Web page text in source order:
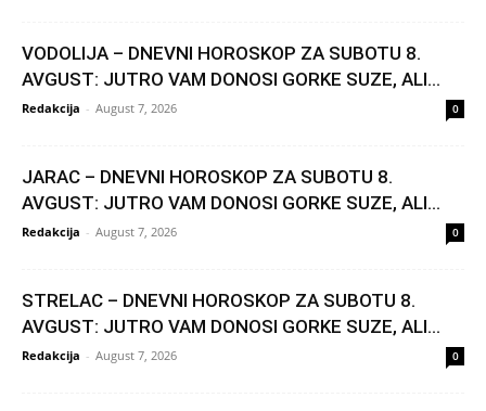
VODOLIJA – DNEVNI HOROSKOP ZA SUBOTU 8.
AVGUST: JUTRO VAM DONOSI GORKE SUZE, ALI...
Redakcija - August 7, 2026 0
JARAC – DNEVNI HOROSKOP ZA SUBOTU 8.
AVGUST: JUTRO VAM DONOSI GORKE SUZE, ALI...
Redakcija - August 7, 2026 0
STRELAC – DNEVNI HOROSKOP ZA SUBOTU 8.
AVGUST: JUTRO VAM DONOSI GORKE SUZE, ALI...
Redakcija - August 7, 2026 0